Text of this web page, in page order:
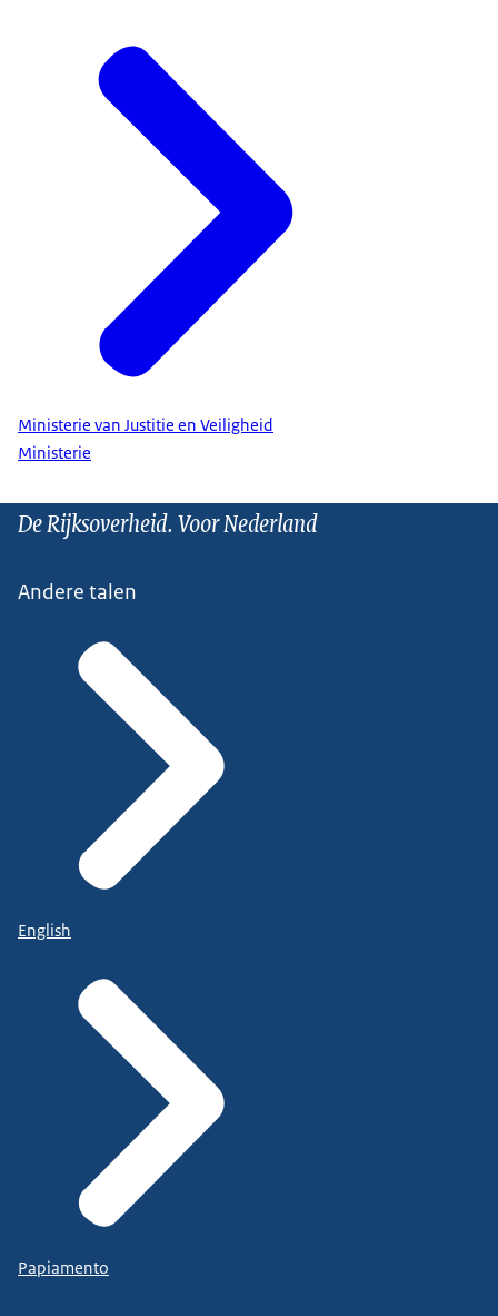
Ministerie van Justitie en Veiligheid
Ministerie
De Rijksoverheid. Voor Nederland
Andere talen
English
Papiamento